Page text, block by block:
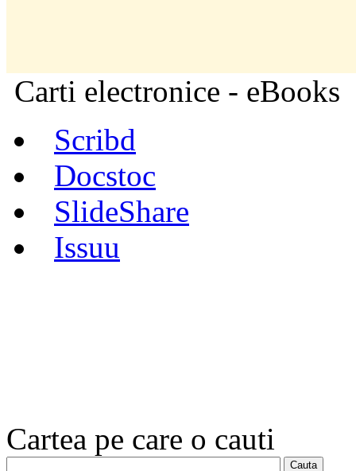
Carti electronice - eBooks
Scribd
Docstoc
SlideShare
Issuu
Cartea pe care o cauti